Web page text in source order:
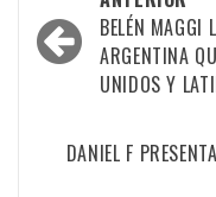
por
las
BELÉN MAGGI
ARGENTINA
UNIDOS Y
DANIEL F